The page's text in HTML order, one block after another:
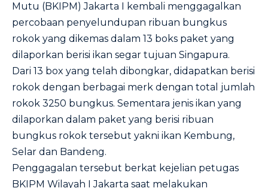
Mutu (BKIPM) Jakarta I kembali menggagalkan
percobaan penyelundupan ribuan bungkus
rokok yang dikemas dalam 13 boks paket yang
dilaporkan berisi ikan segar tujuan Singapura.
Dari 13 box yang telah dibongkar, didapatkan berisi
rokok dengan berbagai merk dengan total jumlah
rokok 3250 bungkus. Sementara jenis ikan yang
dilaporkan dalam paket yang berisi ribuan
bungkus rokok tersebut yakni ikan Kembung,
Selar dan Bandeng.
Penggagalan tersebut berkat kejelian petugas
BKIPM Wilayah I Jakarta saat melakukan